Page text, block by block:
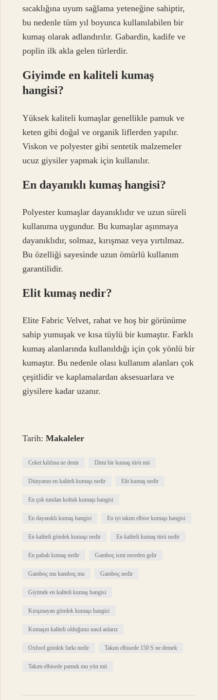
sıcaklığına uyum sağlama yeteneğine sahiptir,
bu nedenle tüm yıl boyunca kullanılabilen bir
kumaş olarak adlandırılır. Gabardin, kadife ve
poplin ilk akla gelen türlerdir.
Giyimde en kaliteli kumaş
hangisi?
Yüksek kaliteli kumaşlar genellikle pamuk ve
keten gibi doğal ve organik liflerden yapılır.
Viskon ve polyester gibi sentetik malzemeler
ucuz giysiler yapmak için kullanılır.
En dayanıklı kumaş hangisi?
Polyester kumaşlar dayanıklıdır ve uzun süreli
kullanıma uygundur. Bu kumaşlar aşınmaya
dayanıklıdır, solmaz, kırışmaz veya yırtılmaz.
Bu özelliği sayesinde uzun ömürlü kullanım
garantilidir.
Elit kumaş nedir?
Elite Fabric Velvet, rahat ve hoş bir görünüme
sahip yumuşak ve kısa tüylü bir kumaştır. Farklı
kumaş alanlarında kullanıldığı için çok yönlü bir
kumaştır. Bu nedenle olası kullanım alanları çok
çeşitlidir ve kaplamalardan aksesuarlara ve
giysilere kadar uzanır.
Tarih:Makaleler
Ceket kılıfına ne denir Dimi bir kumaş türü mü
Dünyanın en kaliteli kumaşı nedir Elit kumaş nedir
En çok tutulan koltuk kumaşı hangisi
En dayanıklı kumaş hangisi En iyi takım elbise kumaşı hangisi
En kaliteli gömlek kumaşı nedir En kaliteli kumaş türü nedir
En pahalı kumaş nedir Gamboç ismi nereden gelir
Gamboç mu kamboç mu Gamboç nedir
Giyimde en kaliteli kumaş hangisi
Kırışmayan gömlek kumaşı hangisi
Kumaşın kaliteli olduğunu nasıl anlarız
Oxford gömlek farkı nedir Takım elbisede 150 S ne demek
Takım elbisede pamuk mu yün mü